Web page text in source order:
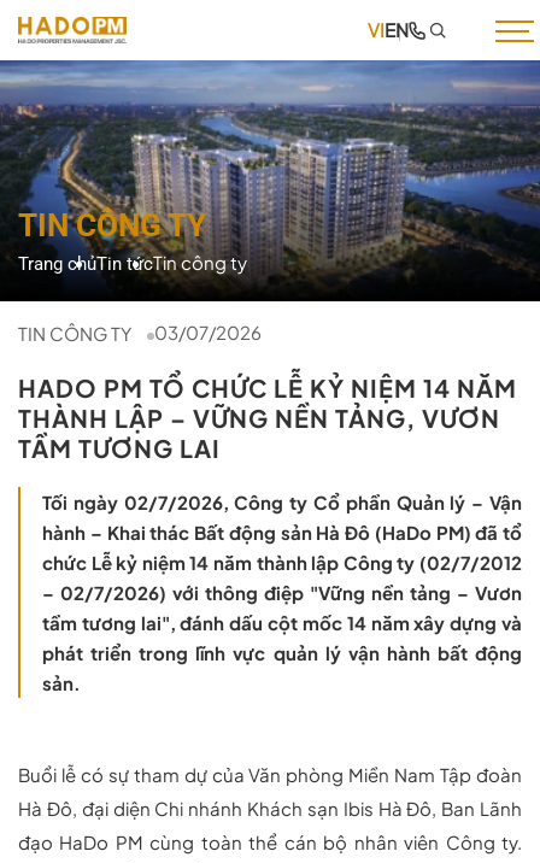
TRANG CHỦ
GIỚI THIỆU
DỊCH VỤ
DỰ ÁN
TUYỂN DỤNG
THƯ VIỆN
LIÊN HỆ
VIEN
TIN CÔNG TY
Trang chủTin tứcTin công ty
TIN CÔNG TY 03/07/2026
HADO PM TỔ CHỨC LỄ KỶ NIỆM 14 NĂM
THÀNH LẬP – VỮNG NỀN TẢNG, VƯƠN
TẦM TƯƠNG LAI
Tối ngày 02/7/2026, Công ty Cổ phần Quản lý – Vận
hành – Khai thác Bất động sản Hà Đô (HaDo PM) đã tổ
chức Lễ kỷ niệm 14 năm thành lập Công ty (02/7/2012
– 02/7/2026) với thông điệp "Vững nền tảng – Vươn
tầm tương lai", đánh dấu cột mốc 14 năm xây dựng và
phát triển trong lĩnh vực quản lý vận hành bất động
sản.
Buổi lễ có sự tham dự của Văn phòng Miền Nam Tập đoàn
Hà Đô, đại diện Chi nhánh Khách sạn Ibis Hà Đô, Ban Lãnh
đạo HaDo PM cùng toàn thể cán bộ nhân viên Công ty.